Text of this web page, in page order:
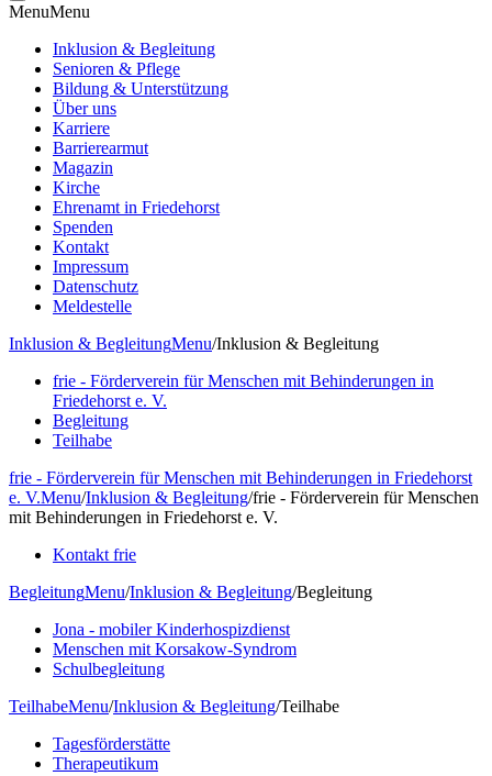
MenuMenu
Inklusion & Begleitung
Senioren & Pflege
Bildung & Unterstützung
Über uns
Karriere
Barrierearmut
Magazin
Kirche
Ehrenamt in Friedehorst
Spenden
Kontakt
Impressum
Datenschutz
Meldestelle
Inklusion & BegleitungMenu/Inklusion & Begleitung
frie - Förderverein für Menschen mit Behinderungen in
Friedehorst e. V.
Begleitung
Teilhabe
frie - Förderverein für Menschen mit Behinderungen in Friedehorst
e. V.Menu/Inklusion & Begleitung/frie - Förderverein für Menschen
mit Behinderungen in Friedehorst e. V.
Kontakt frie
BegleitungMenu/Inklusion & Begleitung/Begleitung
Jona - mobiler Kinderhospizdienst
Menschen mit Korsakow-Syndrom
Schulbegleitung
TeilhabeMenu/Inklusion & Begleitung/Teilhabe
Tagesförderstätte
Therapeutikum